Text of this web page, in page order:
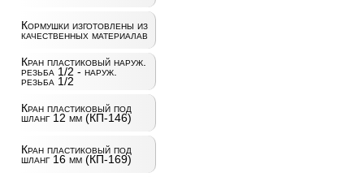
Кормушки изготовлены из
качественных материалав
Кран пластиковый наруж.
резьба 1/2 - наруж.
резьба 1/2
Кран пластиковый под
шланг 12 мм (КП-146)
Кран пластиковый под
шланг 16 мм (КП-169)